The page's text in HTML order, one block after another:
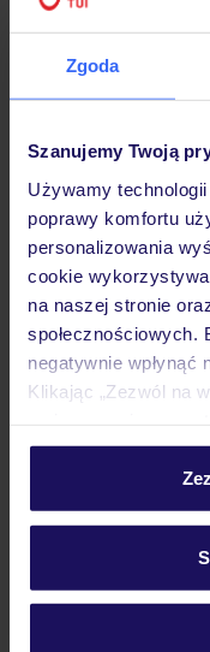
Zgoda
Szanujemy Twoją
Używamy
poprawy komfortu
personalizowania
cookie
na naszej stronie
społecznościowych.
negatywnie wpłynąć
Klikając „Zezwól na
personalizować swój
Szczegółowe
Pokoje
Wyżywienie
Atrakcje
Ważne
Często
Jak zmienić